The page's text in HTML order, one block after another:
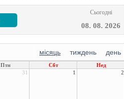
Сьогоднi
08. 08. 2026
місяць тиждень день
Птн Сбт
Нед
31 1 2